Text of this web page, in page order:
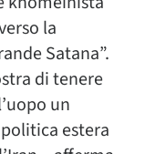
la
Satana”.
di tenere
un
estera